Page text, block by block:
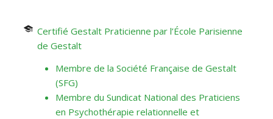
Certifié Gestalt Praticienne par l’École Parisienne
de Gestalt
Membre de la Société Française de Gestalt
(SFG)
Membre du Sundicat National des Praticiens
en Psychothérapie relationnelle et